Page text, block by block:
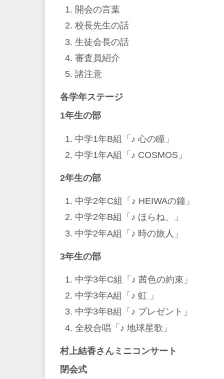
開会の言葉
校長先生の話
生徒会長の話
審査員紹介
諸注意
各学年ステージ
1年生の部
中学1年B組「♪ 心の瞳」
中学1年A組「♪ COSMOS」
2年生の部
中学2年C組「♪ HEIWAの鐘」
中学2年B組「♪ ほらね、」
中学2年A組「♪ 時の旅人」
3年生の部
中学3年C組「♪ 茜色の約束」
中学3年A組「♪ 虹 」
中学3年B組「♪ プレゼント」
全校合唱「♪ 地球星歌」
村上結香さんミニコンサート
閉会式